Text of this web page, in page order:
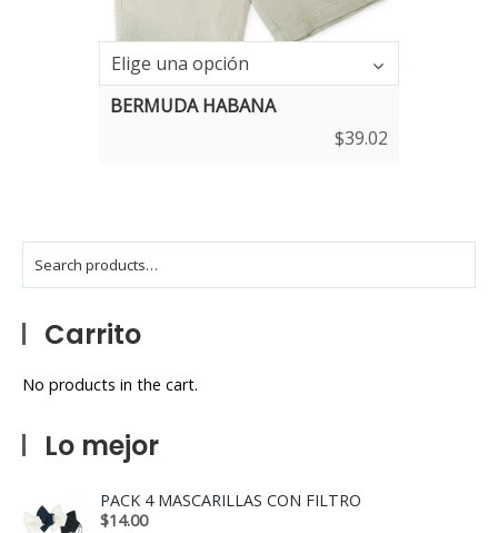
Carrito
No products in the cart.
Lo mejor
PACK 4 MASCARILLAS CON FILTRO
$14.00
Elige una opción
Talla
BERMUDA HABANA
$39.02